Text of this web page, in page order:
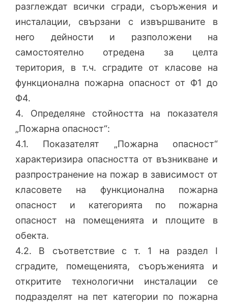
разглеждат всички сгради, съоръжения и
инсталации, свързани с извършваните в
него дейности и разположени на
самостоятелно отредена за целта
територия, в т.ч. сградите от класове на
функционална пожарна опасност от Ф1 до
Ф4.
4. Определяне стойността на показателя
„Пожарна опасност“:
4.1. Показателят „Пожарна опасност“
характеризира опасността от възникване и
разпространение на пожар в зависимост от
класовете на функционална пожарна
опасност и категорията по пожарна
опасност на помещенията и площите в
обекта.
4.2. В съответствие с т. 1 на раздел I
сградите, помещенията, съоръженията и
откритите технологични инсталации се
подразделят на пет категории по пожарна